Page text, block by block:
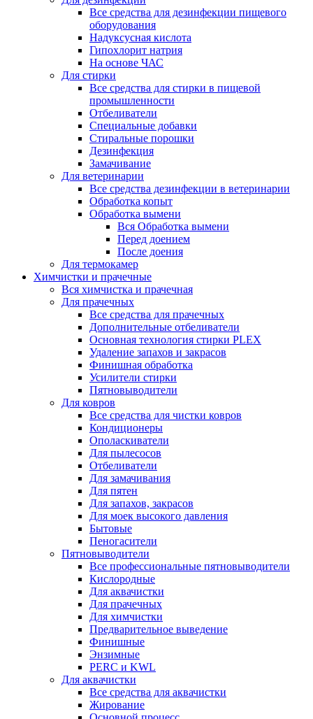
Все средства для дезинфекции пищевого
оборудования
Надуксусная кислота
Гипохлорит натрия
На основе ЧАС
Для стирки
Все средства для стирки в пищевой
промышленности
Отбеливатели
Специальные добавки
Стиральные порошки
Дезинфекция
Замачивание
Для ветеринарии
Все средства дезинфекции в ветеринарии
Обработка копыт
Обработка вымени
Вся Обработка вымени
Перед доением
После доения
Для термокамер
Химчистки и прачечные
Вся химчистка и прачечная
Для прачечных
Все средства для прачечных
Дополнительные отбеливатели
Основная технология стирки PLEX
Удаление запахов и закрасов
Финишная обработка
Усилители стирки
Пятновыводители
Для ковров
Все средства для чистки ковров
Кондиционеры
Ополаскиватели
Для пылесосов
Отбеливатели
Для замачивания
Для пятен
Для запахов, закрасов
Для моек высокого давления
Бытовые
Пеногасители
Пятновыводители
Все профессиональные пятновыводители
Кислородные
Для аквачистки
Для прачечных
Для химчистки
Предварительное выведение
Финишные
Энзимные
PERC и KWL
Для аквачистки
Все средства для аквачистки
Жирование